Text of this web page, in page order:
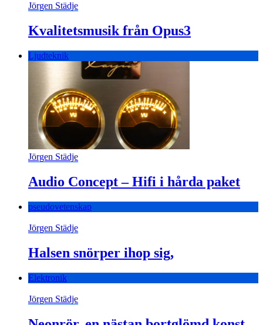
Jörgen Städje
Kvalitetsmusik från Opus3
Ljudteknik
Jörgen Städje
Audio Concept – Hifi i hårda paket
pseudovetenskap
Jörgen Städje
Halsen snörper ihop sig,
Elektronik
Jörgen Städje